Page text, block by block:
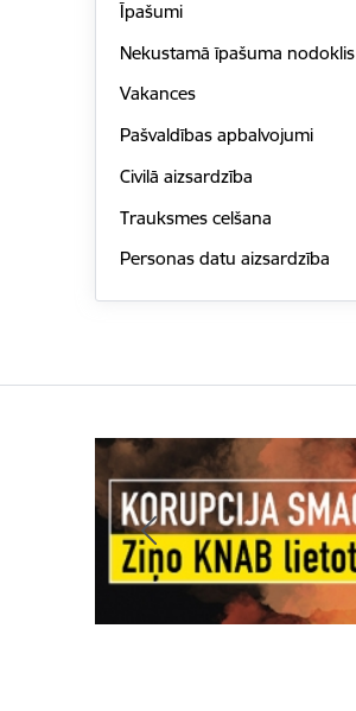
Īpašumi
Nekustamā īpašuma nodoklis
Vakances
Pašvaldības apbalvojumi
Civilā aizsardzība
Trauksmes celšana
Personas datu aizsardzība